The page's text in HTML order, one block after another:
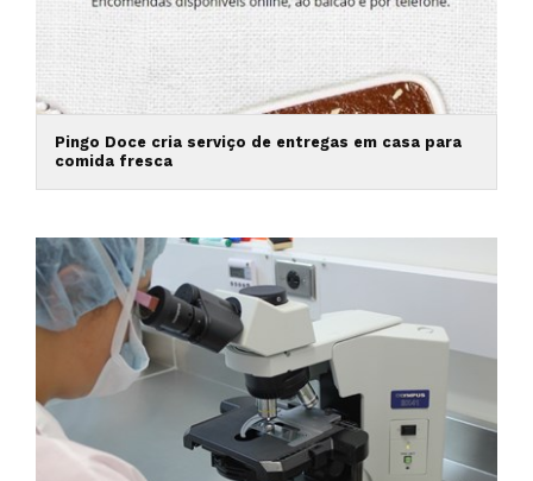
Pingo Doce cria serviço de entregas em casa para
comida fresca